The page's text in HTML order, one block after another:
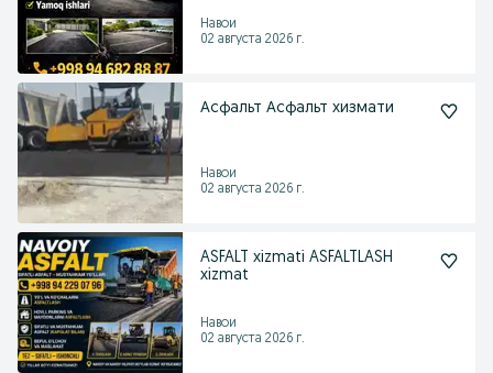
Навои
02 августа 2026 г.
Асфальт Асфальт хизмати
Навои
02 августа 2026 г.
ASFALT xizmati ASFALTLASH
xizmat
Навои
02 августа 2026 г.